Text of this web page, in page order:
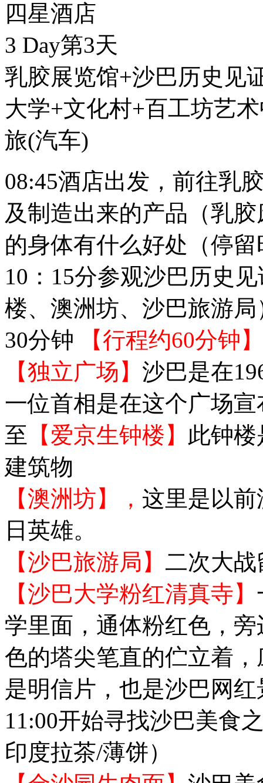
四星酒店
3 Day第3天
乳胶展览馆+沙巴历史见
大学+文化村+百工坊艺
旅(汽车)
08:45酒店出发，前往乳
及制造出来的产品（乳
的身体有什么好处（停
10：15分参观沙巴历史
楼、澳洲坊、沙巴旅游
30分钟 【行程约60分钟】
【独立广场】 沙巴是在
一位首相是在这个广场
至 【爱京生钟楼】 此钟
建筑物
【澳洲坊】， 这里是以
日英雄。
【沙巴旅游局】 二次大
【沙巴大学粉红清真寺】
学里面，通体粉红色，
色的塔尖笔直的伫立着
是明信片，也是沙巴网
11:00开始寻找沙巴美食
印度拉茶/薄饼）